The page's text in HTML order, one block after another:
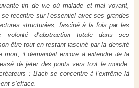
fin de vie où malade et mal voyant,
recentre sur l’essentiel avec ses grandes
structurées, fasciné à la fois par les
volonté d’abstraction totale dans ses
être tout en restant fasciné par la densité
mort, il demandait encore à entendre de la
de jeter des ponts vers tout le monde.
: Bach se concentre à l‘extrême là
s’efface.